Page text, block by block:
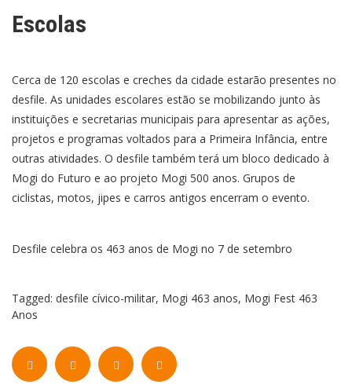
Escolas
Cerca de 120 escolas e creches da cidade estarão presentes no
desfile. As unidades escolares estão se mobilizando junto às
instituições e secretarias municipais para apresentar as ações,
projetos e programas voltados para a Primeira Infância, entre
outras atividades. O desfile também terá um bloco dedicado à
Mogi do Futuro e ao projeto Mogi 500 anos. Grupos de
ciclistas, motos, jipes e carros antigos encerram o evento.
Desfile celebra os 463 anos de Mogi no 7 de setembro
Tagged: desfile cívico-militar, Mogi 463 anos, Mogi Fest 463
Anos